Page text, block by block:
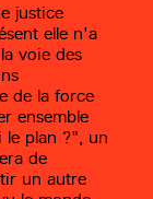
justice
elle n'a
voie des
de la force
ensemble
le plan ?", un
de
un autre